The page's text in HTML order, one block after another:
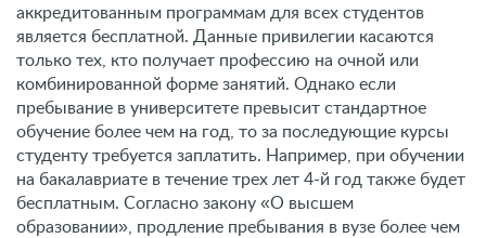
аккредитованным программам для всех студентов
является бесплатной. Данные привилегии касаются
только тех, кто получает профессию на очной или
комбинированной форме занятий. Однако если
пребывание в университете превысит стандартное
обучение более чем на год, то за последующие курсы
студенту требуется заплатить. Например, при обучении
на бакалавриате в течение трех лет 4-й год также будет
бесплатным. Согласно закону «О высшем
образовании», продление пребывания в вузе более чем